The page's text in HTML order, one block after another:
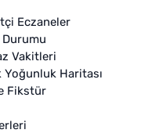
Eczaneler
Durumu
Vakitleri
Yoğunluk Haritası
Fikstür